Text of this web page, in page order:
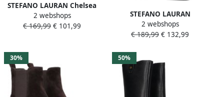
STEFANO LAURAN Chelsea
Boots Dames Pe2061 Maat:
37 Materiaal: Suède Kleur:
2 webshops
€ 169,99 € 101,99
STEFANO LAURAN
Enkellaarsjes Dames Pe2023
Maat: 39 Materiaal: Leer
2 webshops
€ 189,99 € 132,99
30% 50%